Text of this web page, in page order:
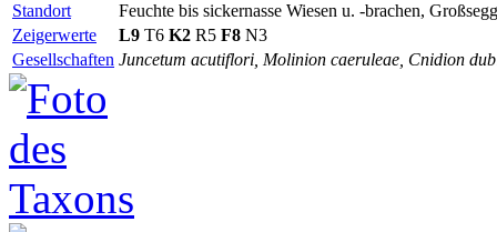
Standort
Feuchte bis sickernasse Wiesen u. -brachen,
Zeigerwerte
L9 T6 K2 R5 F8 N3
Gesellschaften Juncetum acutiflori, Molinion caeruleae, Cnidion